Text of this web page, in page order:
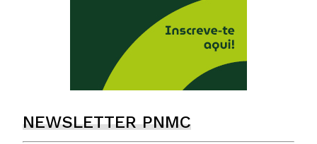
NEWSLETTER PNMC